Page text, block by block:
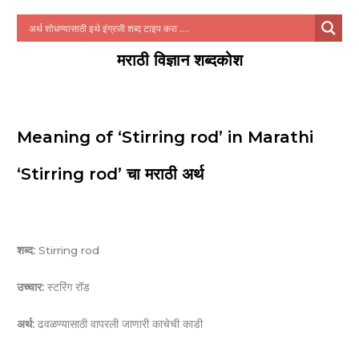
मराठी विज्ञान शब्दकोश
Meaning of ‘Stirring rod’ in Marathi
‘Stirring rod’ चा मराठी अर्थ
शब्द: Stirring rod
उच्चार: स्टरिंग रॉड
अर्थ: ढवळण्यासाठी वापरली जाणारी काचेची काडी